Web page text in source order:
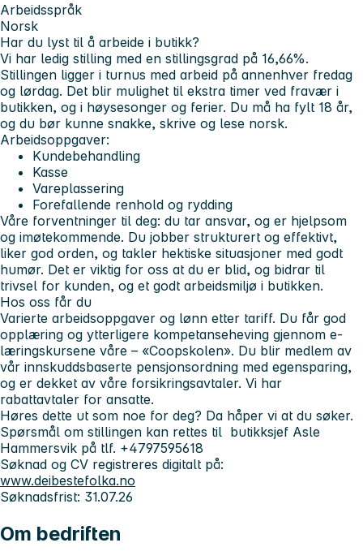
Arbeidsspråk
Norsk
Har du lyst til å arbeide i butikk?
Vi har ledig stilling med en stillingsgrad på 16,66%.
Stillingen ligger i turnus med arbeid på annenhver fredag
og lørdag. Det blir mulighet til ekstra timer ved fravær i
butikken, og i høysesonger og ferier. Du må ha fylt 18 år,
og du bør kunne snakke, skrive og lese norsk.
Arbeidsoppgaver:
Kundebehandling
Kasse
Vareplassering
Forefallende renhold og rydding
Våre forventninger til deg: du tar ansvar, og er hjelpsom
og imøtekommende. Du jobber strukturert og effektivt,
liker god orden, og takler hektiske situasjoner med godt
humør. Det er viktig for oss at du er blid, og bidrar til
trivsel for kunden, og et godt arbeidsmiljø i butikken.
Hos oss får du
Varierte arbeidsoppgaver og lønn etter tariff. Du får god
opplæring og ytterligere kompetanseheving gjennom e-
læringskursene våre – «Coopskolen». Du blir medlem av
vår innskuddsbaserte pensjonsordning med egensparing,
og er dekket av våre forsikringsavtaler. Vi har
rabattavtaler for ansatte.
Høres dette ut som noe for deg? Da håper vi at du søker.
Spørsmål om stillingen kan rettes til butikksjef Asle
Hammersvik på tlf. +4797595618
Søknad og CV registreres digitalt på:
www.deibestefolka.no
Søknadsfrist: 31.07.26
Om bedriften